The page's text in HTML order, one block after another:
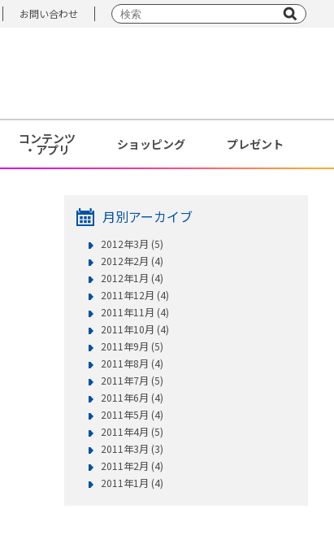
お問い合わせ
コンテンツ
・アプリ ショッピング プレゼント
月別アーカイブ
2012年3月 (5)
2012年2月 (4)
2012年1月 (4)
2011年12月 (4)
2011年11月 (4)
2011年10月 (4)
2011年9月 (5)
2011年8月 (4)
2011年7月 (5)
2011年6月 (4)
2011年5月 (4)
2011年4月 (5)
2011年3月 (3)
2011年2月 (4)
2011年1月 (4)